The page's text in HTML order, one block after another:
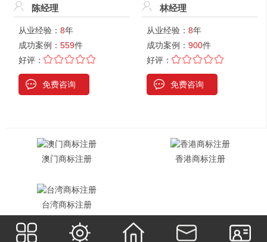
陈经理
从业经验： 8年
成功案例： 559件
好评：
免费咨询
林经理
从业经验： 8年
成功案例： 900件
好评：
免费咨询
澳门商标注册 香港商标注册
台湾商标注册